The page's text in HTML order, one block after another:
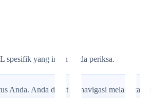
spesifik yang ingin Anda periksa.
Anda. Anda dapat menavigasi melalui